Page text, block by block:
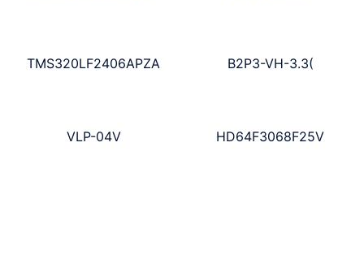
TMS320LF2406APZA B2P3-VH-3.3(
VLP-04V HD64F3068F25V